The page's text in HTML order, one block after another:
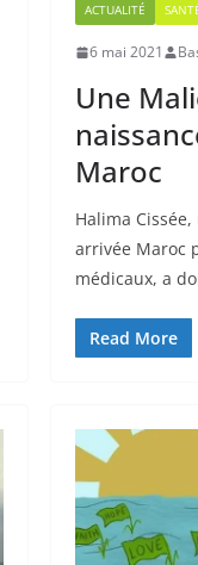
ACTUALITÉ
6 mai 2021
Une
Maroc
Halima
arrivée Maroc
médicaux, a
Read More